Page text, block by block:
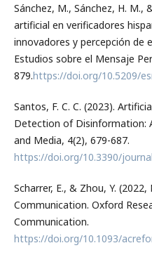
Sánchez, M., Sánchez, H. M.,
artificial en verificadores
innovadores y percepción de
Estudios sobre el Mensaje
879.https://doi.org/10.5209/
Santos, F. C. C. (2023).
Detection of Disinformation:
and Media, 4(2), 679-687.
https://doi.org/10.3390/
Scharrer, E., & Zhou, Y.
Communication. Oxford
Communication.
https://doi.org/10.1093/